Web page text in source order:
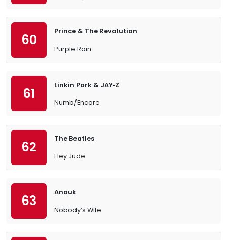
60
Prince & The Revolution
Purple Rain
61
Linkin Park & JAY‐Z
Numb/Encore
62
The Beatles
Hey Jude
63
Anouk
Nobody’s Wife